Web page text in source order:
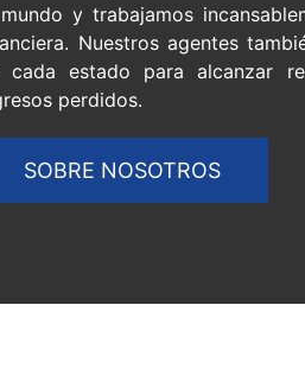
y trabajamos
Nuestros agentes
cada estado para alcanzar
perdidos.
SOBRE NOSOTROS